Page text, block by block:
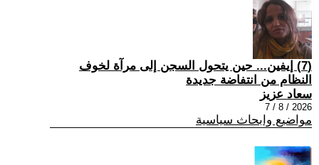
(7) إيفين... حين يتحول السجن إلى مرآة لخوف
النظام من انتفاضة جديدة
سعاد عزيز
2026 / 8 / 7
مواضيع وابحاث سياسية